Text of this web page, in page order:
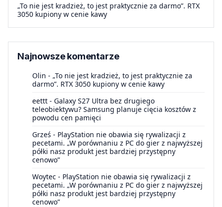
„To nie jest kradzież, to jest praktycznie za darmo”. RTX
3050 kupiony w cenie kawy
Najnowsze komentarze
Olin - „To nie jest kradzież, to jest praktycznie za
darmo”. RTX 3050 kupiony w cenie kawy
eettt - Galaxy S27 Ultra bez drugiego
teleobiektywu? Samsung planuje cięcia kosztów z
powodu cen pamięci
Grześ - PlayStation nie obawia się rywalizacji z
pecetami. „W porównaniu z PC do gier z najwyższej
półki nasz produkt jest bardziej przystępny
cenowo”
Woytec - PlayStation nie obawia się rywalizacji z
pecetami. „W porównaniu z PC do gier z najwyższej
półki nasz produkt jest bardziej przystępny
cenowo”